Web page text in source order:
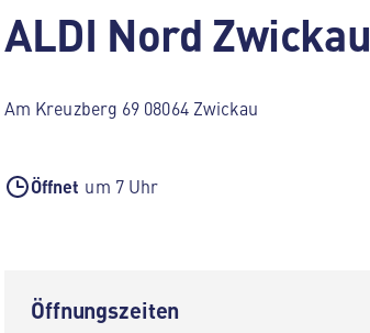
ALDI Nord Zwickau
Am Kreuzberg 69 08064 Zwickau
Öffnet um 7 Uhr
Öffnungszeiten